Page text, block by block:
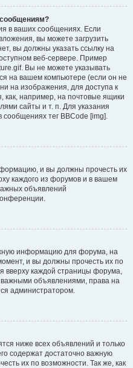
в ваших сообщениях. Если
вы можете загрузить
вы должны указать ссылку на
веб-сервере. Пример
Вы не можете указывать
на вашем компьютере (если он не
на изображения, для доступа к
как, например, на почтовые ящики
сайты и т. п. Для указания
сообщениях тег BBCode [img].
и вы должны прочесть их
каждого из форумов и в вашем
объявлений
информацию для форума, на
и вы должны прочесть их по
вверху каждой страницы форума,
важными объявлениями, права на
администратором.
ниже всех объявлений и только
содержат достаточно важную
их по возможности. Так же, как